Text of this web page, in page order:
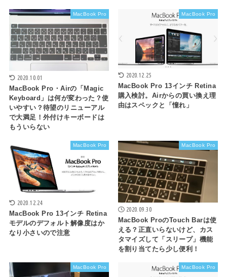
MacBook Pro
2020.10.01
MacBook Pro・Airの「Magic
Keyboard」は何が変わった？使
いやすい？待望のリニューアル
で大満足！外付けキーボードは
もういらない
MacBook Pro
2020.12.25
MacBook Pro 13インチ Retina
購入検討。Airからの買い換え理
由はスペックと「憧れ」
MacBook Pro
2020.12.24
MacBook Pro 13インチ Retina
モデルのデフォルト解像度はか
なり小さいので注意
MacBook Pro
2020.09.30
MacBook ProのTouch Barは使
える？正直いらないけど、カス
タマイズして「スリープ」機能
を割り当てたら少し便利！
MacBook Pro MacBook Pro